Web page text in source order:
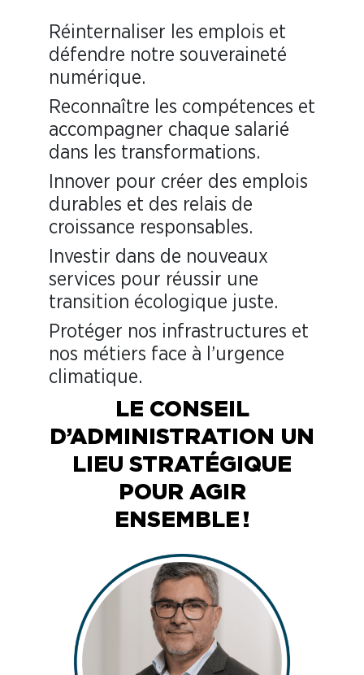
Réinternaliser les emplois et
défendre notre souveraineté
numérique.
Reconnaître les compétences et
accompagner chaque salarié
dans les transformations.
Innover pour créer des emplois
durables et des relais de
croissance responsables.
Investir dans de nouveaux
services pour réussir une
transition écologique juste.
Protéger nos infrastructures et
nos métiers face à l’urgence
climatique.
LE CONSEIL
D’ADMINISTRATION UN
LIEU STRATÉGIQUE
POUR AGIR
ENSEMBLE !